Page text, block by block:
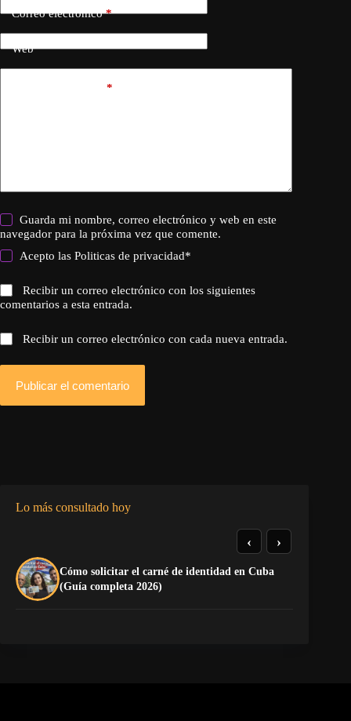
Correo electrónico*
Web
*
Guarda mi nombre, correo electrónico y web en este
navegador para la próxima vez que comente.
Acepto lasPoliticas de privacidad*
Recibir un correo electrónico con los siguientes
comentarios a esta entrada.
Recibir un correo electrónico con cada nueva entrada.
Publicar el comentario
Lo más consultado hoy
Cómo solicitar el carné de identidad en Cuba
(Guía completa 2026)
‹ ›